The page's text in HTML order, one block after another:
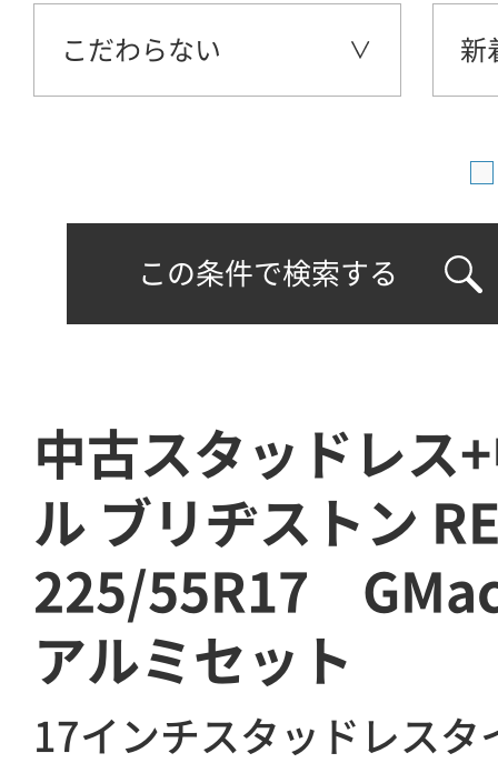
こだわらない 新
この条件で検索する
中古スタッドレス
ル ブリヂストン
225/55R17
アルミセット
17インチスタッドレスタ